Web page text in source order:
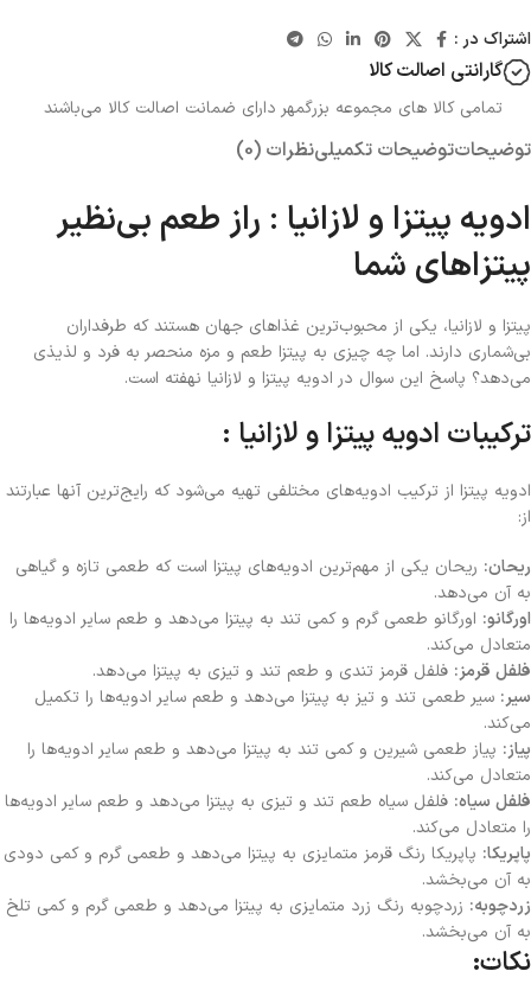
اشتراک در :
گارانتی اصالت کالا
تمامی کالا های مجموعه بزرگمهر دارای ضمانت اصالت کالا می‌باشند
توضیحاتتوضیحات تکمیلینظرات (0)
ادویه پیتزا و لازانیا : راز طعم بی‌نظیر
پیتزاهای شما
پیتزا و لازانیا، یکی از محبوب‌ترین غذاهای جهان هستند که طرفداران
بی‌شماری دارند. اما چه چیزی به پیتزا طعم و مزه منحصر به فرد و لذیذی
می‌دهد؟ پاسخ این سوال در ادویه پیتزا و لازانیا نهفته است.
ترکیبات ادویه پیتزا و لازانیا :
ادویه پیتزا از ترکیب ادویه‌های مختلفی تهیه می‌شود که رایج‌ترین آنها عبارتند
از:
ریحان: ریحان یکی از مهم‌ترین ادویه‌های پیتزا است که طعمی تازه و گیاهی
به آن می‌دهد.
اورگانو: اورگانو طعمی گرم و کمی تند به پیتزا می‌دهد و طعم سایر ادویه‌ها را
متعادل می‌کند.
فلفل قرمز: فلفل قرمز تندی و طعم تند و تیزی به پیتزا می‌دهد.
سیر: سیر طعمی تند و تیز به پیتزا می‌دهد و طعم سایر ادویه‌ها را تکمیل
می‌کند.
پیاز: پیاز طعمی شیرین و کمی تند به پیتزا می‌دهد و طعم سایر ادویه‌ها را
متعادل می‌کند.
فلفل سیاه: فلفل سیاه طعم تند و تیزی به پیتزا می‌دهد و طعم سایر ادویه‌ها
را متعادل می‌کند.
پاپریکا: پاپریکا رنگ قرمز متمایزی به پیتزا می‌دهد و طعمی گرم و کمی دودی
به آن می‌بخشد.
زردچوبه: زردچوبه رنگ زرد متمایزی به پیتزا می‌دهد و طعمی گرم و کمی تلخ
به آن می‌بخشد.
نکات: